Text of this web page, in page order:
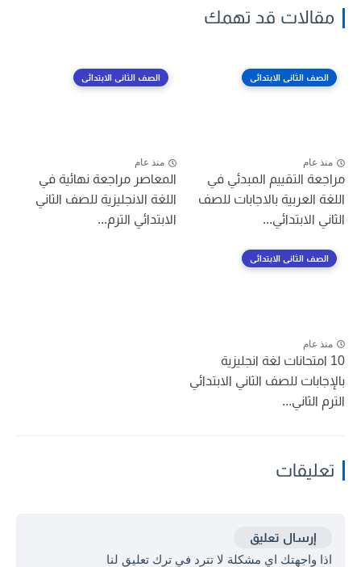
مقالات قد تهمك
الصف الثانى الابتدائى
منذ عام
مراجعة التقييم المبدئي في
اللغة العربية بالاجابات للصف
الثاني الابتدائي...
الصف الثانى الابتدائى
منذ عام
المعاصر مراجعة نهائية في
اللغة الانجليزية للصف الثاني
الابتدائي الترم...
الصف الثانى الابتدائى
منذ عام
10 امتحانات لغة انجليزية
بالإجابات للصف الثاني الابتدائي
الترم الثاني...
تعليقات
إرسال تعليق
اذا واجهتك اي مشكلة لا تترد في ترك تعليق لنا